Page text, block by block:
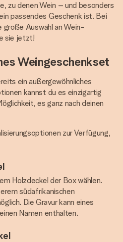
zu denen Wein – und besonders
passendes Geschenk ist. Bei
große Auswahl an Wein-
sie jetzt!
Weingeschenkset
ein außergewöhnliches
kannst du es einzigartig
es ganz nach deinen
zur Verfügung,
Holzdeckel der Box wählen.
südafrikanischen
Die Gravur kann eines
Namen enthalten.